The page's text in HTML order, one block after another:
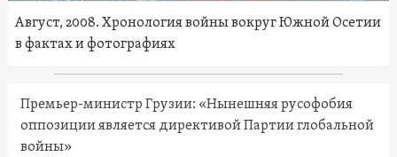
Август, 2008. Хронология войны вокруг Южной Осетии
в фактах и фотографиях
Премьер-министр Грузии: «Нынешняя русофобия
оппозиции является директивой Партии глобальной
войны»